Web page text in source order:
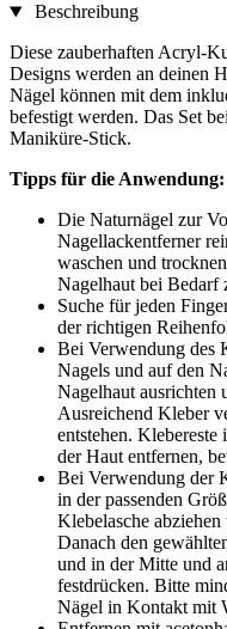
Beschreibung
Diese zauberhaften Acryl-
Designs werden an deinen
Nägel können mit dem
befestigt werden. Das Set
Maniküre-Stick.
Tipps für die Anwendung:
Die Naturnägel zur
Nagellackentferner
waschen und
Nagelhaut bei Bedarf
Suche für jeden
der richtigen
Bei Verwendung des
Nagels und auf den
Nagelhaut ausrichten
Ausreichend Kleber
entstehen.
der Haut entfernen,
Bei Verwendung der
in der passenden
Klebelasche
Danach den
und in der Mitte und
festdrücken. Bitte
Nägel in Kontakt mit